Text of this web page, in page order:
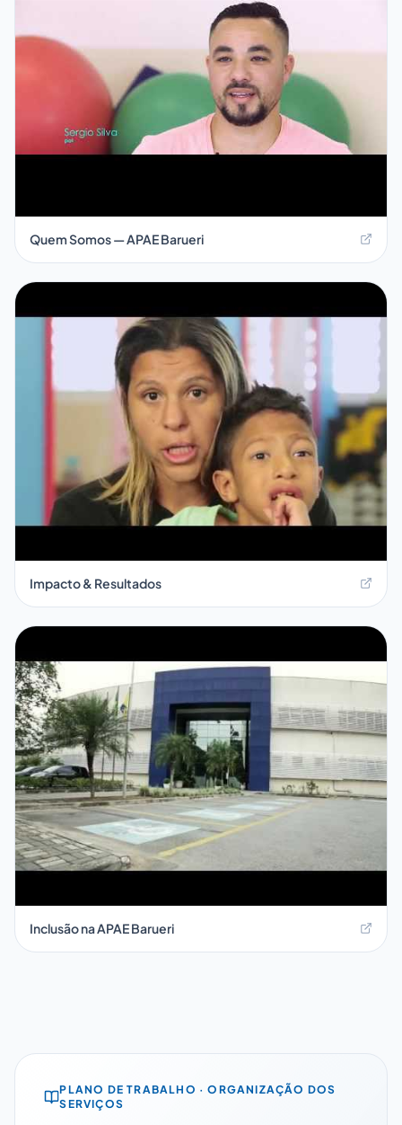
Quem Somos — APAE Barueri
Impacto & Resultados
Inclusão na APAE Barueri
PLANO DE TRABALHO · ORGANIZAÇÃO DOS
SERVIÇOS